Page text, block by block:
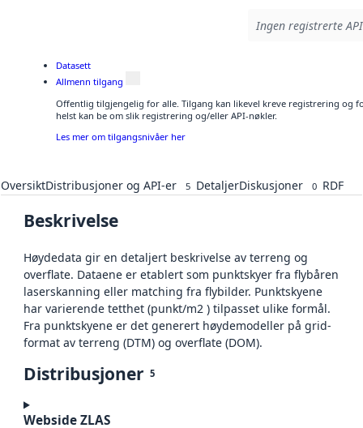
Ingen registrerte
Datasett
Allmenn tilgang
Offentlig tilgjengelig for alle. Tilgang kan likevel kreve registrering og
helst kan be om slik registrering og/eller API-nøkler.
Les mer om tilgangsnivåer her
OversiktDistribusjoner og API-er 5 DetaljerDiskusjoner 0 RDF
Beskrivelse
Høydedata gir en detaljert beskrivelse av terreng og
overflate. Dataene er etablert som punktskyer fra flybåren
laserskanning eller matching fra flybilder. Punktskyene
har varierende tetthet (punkt/m2 ) tilpasset ulike formål.
Fra punktskyene er det generert høydemodeller på grid-
format av terreng (DTM) og overflate (DOM).
Distribusjoner 5
Webside ZLAS